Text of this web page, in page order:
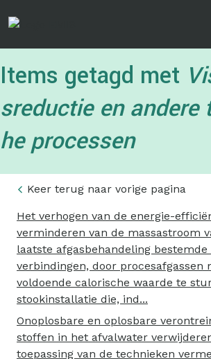
inhoud
gaan
Items getagd met
sreductie en andere
he processen
Keer terug naar vorige pagina
Het verhogen van de energie-
verminderen van de massastroom
laatste afgasbehandeling bestemde
verbindingen, door procesafgassen
voldoende calorische waarde te
stookinstallatie die, ind...
Onoplosbare en oplosbare
stoffen in het afvalwater
toepassing van de technieken